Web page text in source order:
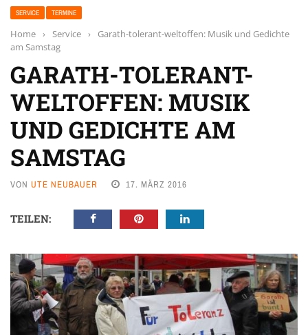
SERVICE TERMINE
Home › Service ›
Garath-tolerant-weltoffen: Musik und Gedichte
am Samstag
GARATH-TOLERANT-
WELTOFFEN: MUSIK
UND GEDICHTE AM
SAMSTAG
VON UTE NEUBAUER 17. MÄRZ 2016
TEILEN: